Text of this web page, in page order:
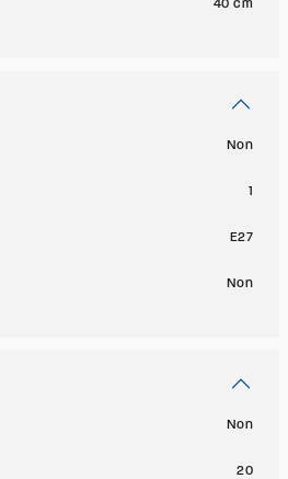
40 cm
Non
1
E27
Non
Non
20